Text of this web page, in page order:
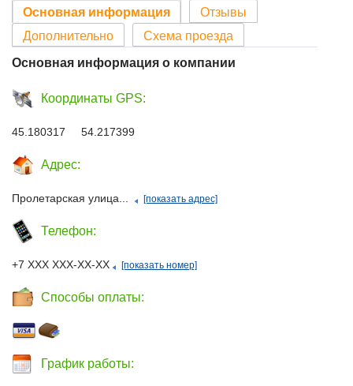
Основная информация
Отзывы
Дополнительно
Схема проезда
Основная информация о компании
Координаты GPS:
45.180317 54.217399
Адрес:
Пролетарская улица... [показать адрес]
Телефон:
+7 ХХХ ХХХ-ХХ-ХХ [показать номер]
Способы оплаты:
График работы: